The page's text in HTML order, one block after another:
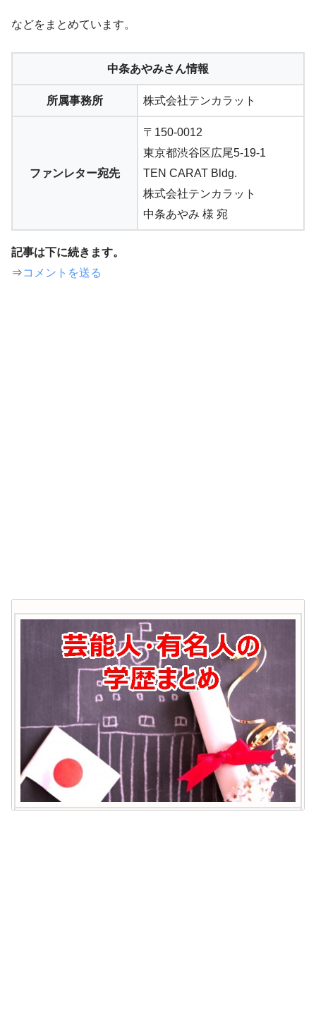
などをまとめています。
中条あやみさん情報
所属事務所 株式会社テンカラット
ファンレター宛先
〒150-0012
東京都渋谷区広尾5-19-1
TEN CARAT Bldg.
株式会社テンカラット
中条あやみ 様 宛
記事は下に続きます。
⇒コメントを送る